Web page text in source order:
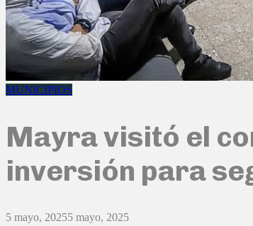
MUNICIPIOS
Mayra visitó el
inversión para
5 mayo, 20255 mayo, 2025